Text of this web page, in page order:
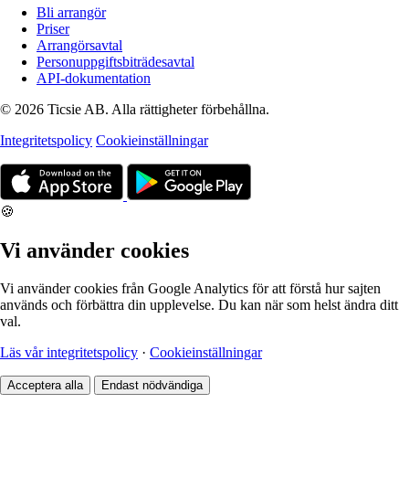
Bli arrangör
Priser
Arrangörsavtal
Personuppgiftsbiträdesavtal
API-dokumentation
© 2026 Ticsie AB. Alla rättigheter förbehållna.
Integritetspolicy Cookieinställningar
🍪
Vi använder cookies
Vi använder cookies från Google Analytics för att förstå hur sajten
används och förbättra din upplevelse. Du kan när som helst ändra ditt
val.
Läs vår integritetspolicy · Cookieinställningar
Acceptera alla Endast nödvändiga